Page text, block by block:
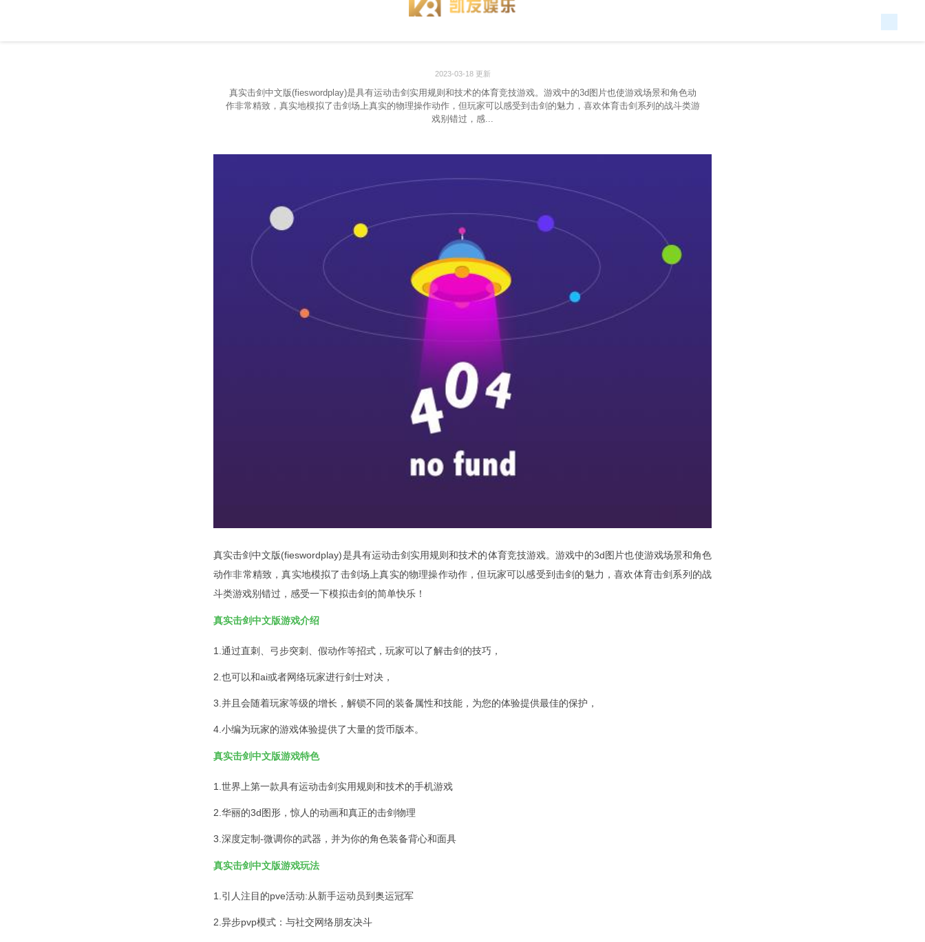
2023-03-18 更新
真实击剑中文版(fieswordplay)是具有运动击剑实用规则和技术的体育竞技游戏。游戏中的3d图片也使游戏场景和角色动
作非常精致，真实地模拟了击剑场上真实的物理操作动作，但玩家可以感受到击剑的魅力，喜欢体育击剑系列的战斗类游
戏别错过，感...
真实击剑中文版(fieswordplay)是具有运动击剑实用规则和技术的体育竞技游戏。游戏中的3d图片也使游戏场景和角色
动作非常精致，真实地模拟了击剑场上真实的物理操作动作，但玩家可以感受到击剑的魅力，喜欢体育击剑系列的战
斗类游戏别错过，感受一下模拟击剑的简单快乐！
真实击剑中文版游戏介绍
1.通过直刺、弓步突刺、假动作等招式，玩家可以了解击剑的技巧，
2.也可以和ai或者网络玩家进行剑士对决，
3.并且会随着玩家等级的增长，解锁不同的装备属性和技能，为您的体验提供最佳的保护，
4.小编为玩家的游戏体验提供了大量的货币版本。
真实击剑中文版游戏特色
1.世界上第一款具有运动击剑实用规则和技术的手机游戏
2.华丽的3d图形，惊人的动画和真正的击剑物理
3.深度定制-微调你的武器，并为你的角色装备背心和面具
真实击剑中文版游戏玩法
1.引人注目的pve活动:从新手运动员到奥运冠军
2.异步pvp模式：与社交网络朋友决斗